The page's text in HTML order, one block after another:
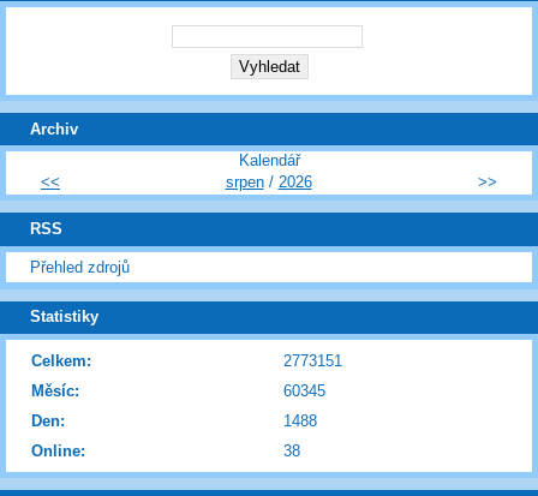
Archiv
Kalendář
<<
srpen/ 2026 >>
RSS
Přehled zdrojů
Statistiky
Online: 38
Celkem:
2773151
Měsíc:
60345
Den:
1488